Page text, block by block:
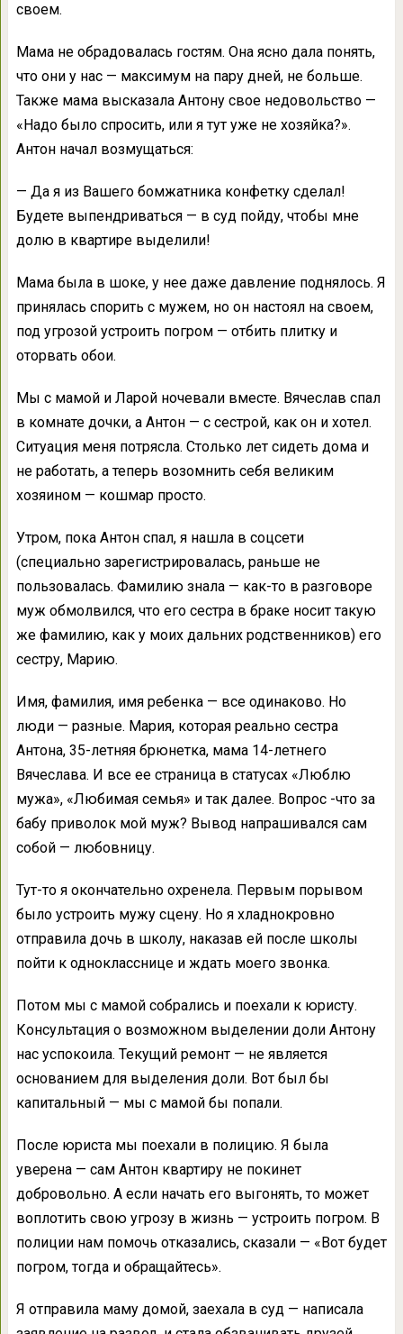
своем.
Мама не обрадовалась гостям. Она ясно дала понять,
что они у нас — максимум на пару дней, не больше.
Также мама высказала Антону свое недовольство —
«Надо было спросить, или я тут уже не хозяйка?».
Антон начал возмущаться:
— Да я из Вашего бомжатника конфетку сделал!
Будете выпендриваться — в суд пойду, чтобы мне
долю в квартире выделили!
Мама была в шоке, у нее даже давление поднялось. Я
принялась спорить с мужем, но он настоял на своем,
под угрозой устроить погром — отбить плитку и
оторвать обои.
Мы с мамой и Ларой ночевали вместе. Вячеслав спал
в комнате дочки, а Антон — с сестрой, как он и хотел.
Ситуация меня потрясла. Столько лет сидеть дома и
не работать, а теперь возомнить себя великим
хозяином — кошмар просто.
Утром, пока Антон спал, я нашла в соцсети
(специально зарегистрировалась, раньше не
пользовалась. Фамилию знала — как-то в разговоре
муж обмолвился, что его сестра в браке носит такую
же фамилию, как у моих дальних родственников) его
сестру, Марию.
Имя, фамилия, имя ребенка — все одинаково. Но
люди — разные. Мария, которая реально сестра
Антона, 35-летняя брюнетка, мама 14-летнего
Вячеслава. И все ее страница в статусах «Люблю
мужа», «Любимая семья» и так далее. Вопрос -что за
бабу приволок мой муж? Вывод напрашивался сам
собой — любовницу.
Тут-то я окончательно охренела. Первым порывом
было устроить мужу сцену. Но я хладнокровно
отправила дочь в школу, наказав ей после школы
пойти к однокласснице и ждать моего звонка.
Потом мы с мамой собрались и поехали к юристу.
Консультация о возможном выделении доли Антону
нас успокоила. Текущий ремонт — не является
основанием для выделения доли. Вот был бы
капитальный — мы с мамой бы попали.
После юриста мы поехали в полицию. Я была
уверена — сам Антон квартиру не покинет
добровольно. А если начать его выгонять, то может
воплотить свою угрозу в жизнь — устроить погром. В
полиции нам помочь отказались, сказали — «Вот будет
погром, тогда и обращайтесь».
Я отправила маму домой, заехала в суд — написала